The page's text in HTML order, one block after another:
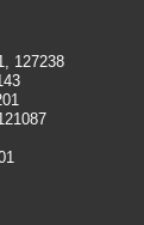
, 127238
121087